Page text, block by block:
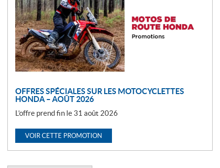
m
o
t
i
o
n
OFFRES SPÉCIALES SUR LES MOTOCYCLETTES
HONDA – AOÛT 2026
L’offre prend fin le 31 août 2026
VOIR CETTE PROMOTION